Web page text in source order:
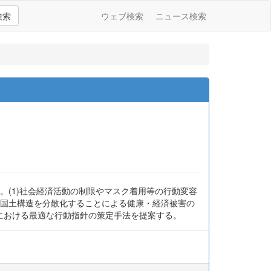
索 ウェブ検索 ニュース検索
(1)社会経済活動の制限やマスク着用等の行動変容
土構造を分散化することによる健康・経済被害の
ける最適な行動指針の策定手法を提案する。